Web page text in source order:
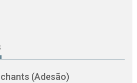
(Adesão)